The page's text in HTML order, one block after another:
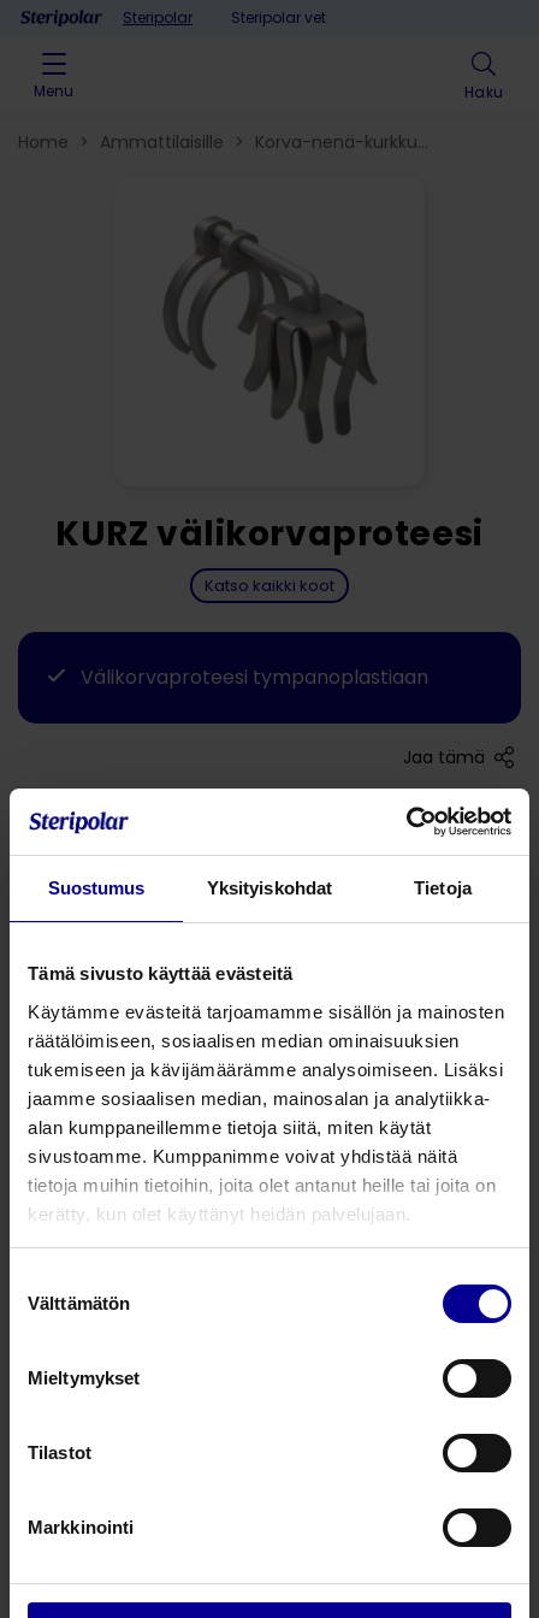
Suostumus Yksityiskohdat Tietoja
Tämä sivusto käyttää evästeitä
Käytämme evästeitä tarjoamamme sisällön ja mainosten
räätälöimiseen, sosiaalisen median ominaisuuksien
tukemiseen ja kävijämäärämme analysoimiseen. Lisäksi
jaamme sosiaalisen median, mainosalan ja analytiikka-
alan kumppaneillemme tietoja siitä, miten käytät
sivustoamme. Kumppanimme voivat yhdistää näitä
tietoja muihin tietoihin, joita olet antanut heille tai joita on
kerätty, kun olet käyttänyt heidän palvelujaan.
valinta
Välttämätön
Mieltymykset
Tilastot
Markkinointi
Skip to contentSteripolar Steripolar vet
Menu Haku
Home > Ammattilaisille > Korva-nenä-kurkku​
Kurz Angular Clip® Prosthesis
Kehitetty erityisesti korjaamaan incuksen ja stapeksen
välistä puutosta ja alentamaan proteesin irtoamisriskiä.
1002615 Kurz Angular Clip välikorvaproteesi
1002617 Kurz Angular Clip välikorvaproteesi
Kysy lisää tuotteesta
KURZ välikorvaproteesi
Katso kaikki koot
Välikorvaproteesi tympanoplastiaan
Jaa tämä
Välikorvaproteesit tympanoplastiaan